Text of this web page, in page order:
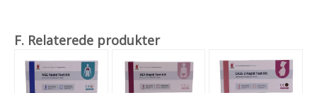
F. Relaterede produkter